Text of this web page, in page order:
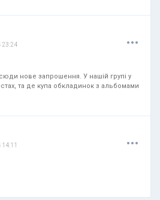
23:24 ...
нове запрошення. У нашій групі у
та де купа обкладинок з альбомами
...